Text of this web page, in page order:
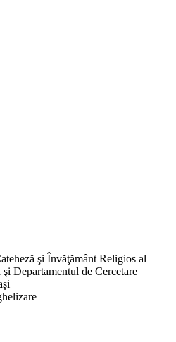
şi Învăţământ Religios al
Departamentul de Cercetare